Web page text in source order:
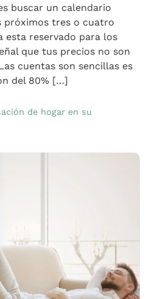
buscar un calendario
tres o cuatro
esta reservado para los
que tus precios no son
cuentas son sencillas es
del 80% […]
de hogar en su